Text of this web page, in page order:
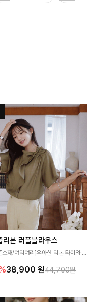
리본 러플블라우스
소재/여리여리]우아한 리본 타이와 자
를 더해주는 블라우스 🤎 하늘하늘
38,900 원44,700원